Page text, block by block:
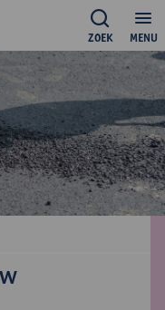
MENU
ZOEK